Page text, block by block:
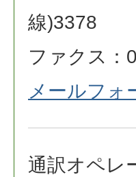
線)3378
ファクス：
メールフォ
通訳オペレ